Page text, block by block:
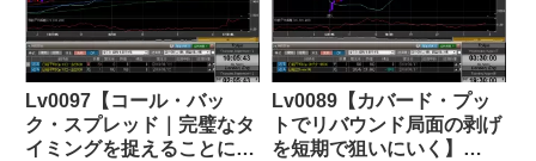
Lv0097【コール・バッ
ク・スプレッド｜完璧なタ
イミングを捉えることに成
Lv0089【カバード・プッ
トでリバウンド局面の剥げ
を短期で狙いにいく】